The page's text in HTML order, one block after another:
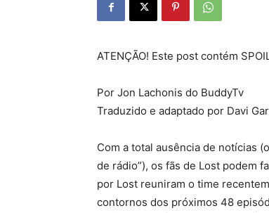
ATENÇÃO! Este post contém
Por Jon Lachonis do BuddyTv
Traduzido e adaptado por Davi
Com a total ausência de notícias
de rádio”), os fãs de Lost podem
por Lost reuniram o time
contornos dos próximos 48